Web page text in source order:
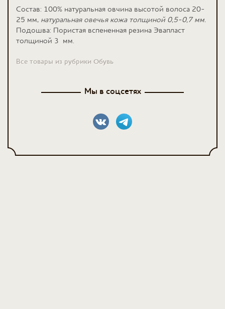
Состав: 100% натуральная овчина высотой волоса 20-
25 мм, натуральная овечья кожа толщиной 0,5-0,7 мм.
Подошва: Пористая вспененная резина Эвапласт
толщиной 3 мм.
Все товары из рубрики Обувь
Мы в соцсетях